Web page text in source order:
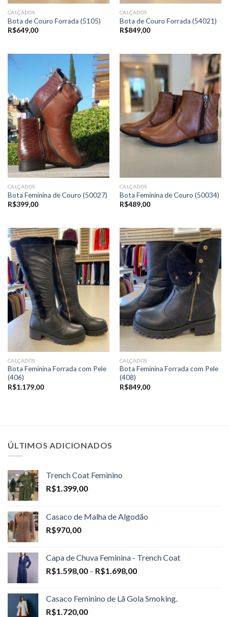
CALÇADOS
Bota de Couro Forrada (5105)
R$649,00
CALÇADOS
Bota de Couro Forrada (54021)
R$849,00
CALÇADOS
Bota Feminina de Couro (50027)
R$399,00
CALÇADOS
Bota Feminina de Couro (50034)
R$489,00
CALÇADOS
Bota Feminina Forrada com Pele
(406)
R$1.179,00
CALÇADOS
Bota Feminina Forrada com Pele
(408)
R$849,00
ÚLTIMOS ADICIONADOS
Trench Coat Feminino
R$1.399,00
Casaco de Malha de Algodão
R$970,00
Capa de Chuva Feminina - Trench Coat
R$1.598,00 – R$1.698,00Price
through
Casaco Feminino de Lã Gola Smoking.
R$1.720,00